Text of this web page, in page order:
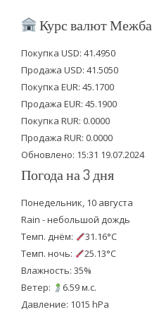
i
t
e
r
c
b
o
o
k
u
u
b
e
Курс валют
Покупка USD: 41.4950
Продажа USD: 41.5050
Покупка EUR: 45.1700
Продажа EUR: 45.1900
Покупка RUR: 0.0000
Продажа RUR: 0.0000
Обновлено: 15:31 19.07.2024
Погода на 3 дня
Понедельник, 10 августа
Rain - небольшой дождь
Темп. днём:
31.16°C
Темп. ночь:
25.13°C
Влажность: 35%
Ветер:
6.59 м.с.
Давление: 1015 hPa